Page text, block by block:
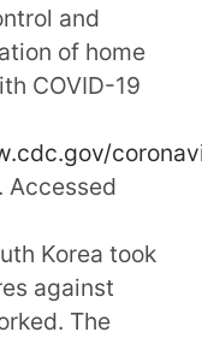
and
of home
COVID-19
Accessed
Korea took
against
The